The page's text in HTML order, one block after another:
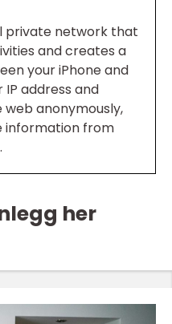
private network that
and creates a
your iPhone and
address and
anonymously,
information from
her